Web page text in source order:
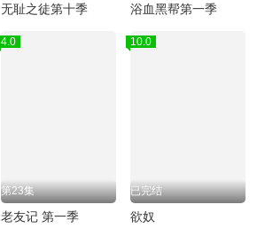
无耻之徒第十季 浴血黑帮第一季
4.0
第23集
老友记 第一季
10.0
已完结
欲奴